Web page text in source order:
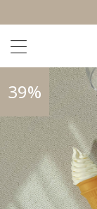
39%